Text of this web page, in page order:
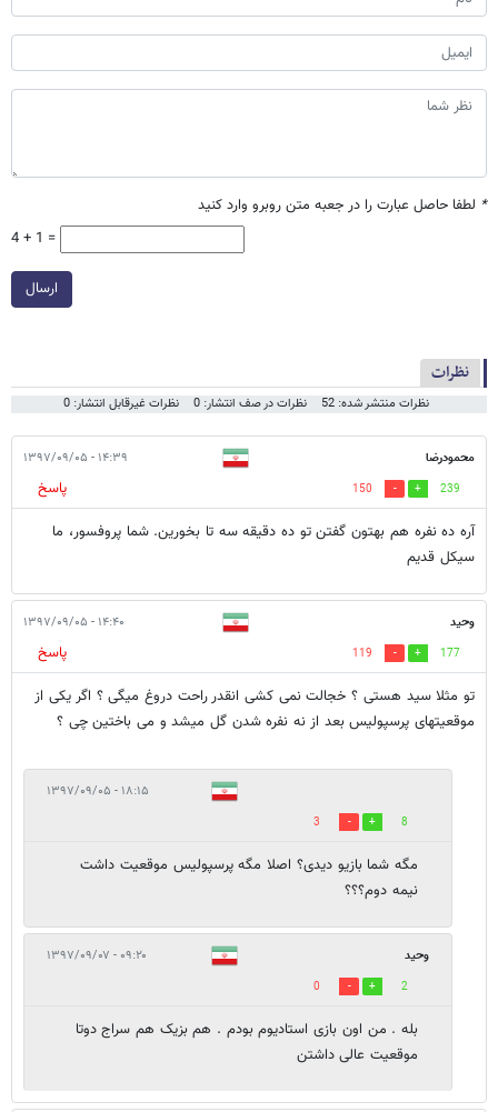
* لطفا حاصل عبارت را در جعبه متن روبرو وارد کنید
4 + 1 =
ارسال
نظرات
نظرات منتشر شده: 52 نظرات در صف انتشار: 0 نظرات غیرقابل انتشار: 0
محمودرضا ۱۴:۳۹ - ۱۳۹۷/۰۹/۰۵
239
150
پاسخ
آره ده نفره هم بهتون گفتن تو ده دقیقه سه تا بخورین. شما پروفسور، ما
سیکل قدیم
وحید ۱۴:۴۰ - ۱۳۹۷/۰۹/۰۵
177
119
پاسخ
تو مثلا سید هستی ؟ خجالت نمی کشی انقدر راحت دروغ میگی ؟ اگر یکی از
موقعیتهای پرسپولیس بعد از نه نفره شدن گل میشد و می باختین چی ؟
۱۸:۱۵ - ۱۳۹۷/۰۹/۰۵
8
3
مگه شما بازیو دیدی؟ اصلا مگه پرسپولیس موقعیت داشت
نیمه دوم؟؟؟
وحید ۰۹:۲۰ - ۱۳۹۷/۰۹/۰۷
2
0
بله . من اون بازی استادیوم بودم . هم بزیک هم سراج دوتا
موقعیت عالی داشتن